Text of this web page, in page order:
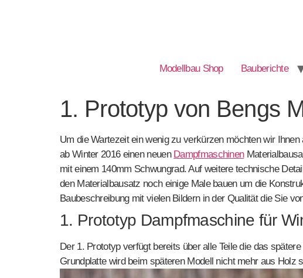
Modellbau Shop Bauberichte
1. Prototyp von Bengs
Um die Wartezeit ein wenig zu verkürzen möchten wir
ab Winter 2016 einen neuen Dampfmaschinen
mit einem 140mm Schwungrad. Auf weitere technische
den Materialbausatz noch einige Male bauen um die
Baubeschreibung mit vielen Bildern in der Qualität die Sie
1. Prototyp Dampfmaschine für
Der 1. Prototyp verfügt bereits über alle Teile die das
Grundplatte wird beim späteren Modell nicht mehr aus